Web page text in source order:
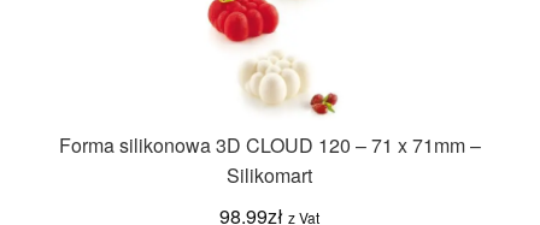
Forma silikonowa 3D CLOUD 120 – 71 x 71mm –
Silikomart
98.99zł z Vat